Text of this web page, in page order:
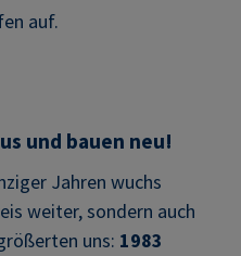
auf.
und bauen neu!
Jahren wuchs
weiter, sondern auch
uns: 1983